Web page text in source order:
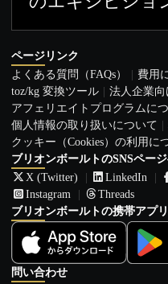
ページリンク
よくある質問（FAQs）
費用
toz/kg 変換ツール
法人企業
アフェリエイトプログラムに
個人情報の取り扱いについて
クッキー（Cookies）の利用に
ブリオンボールトのSNSペー
X (Twitter)
LinkedIn
Instagram
Threads
ブリオンボールトの携帯アプリ
問い合わせ